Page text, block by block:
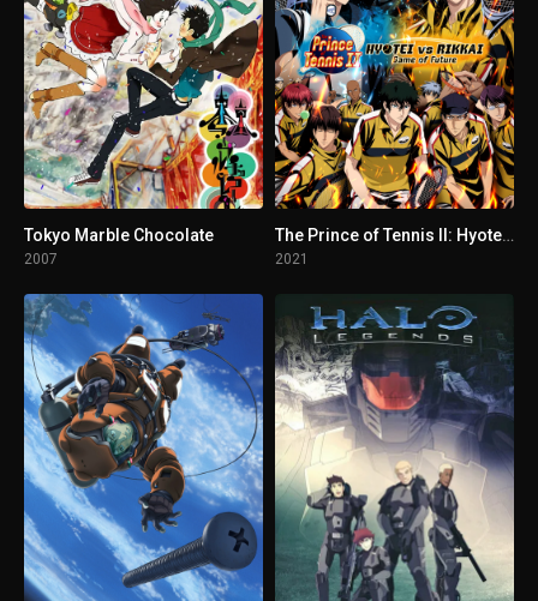
Tokyo Marble Chocolate
2007
The Prince of Tennis II: Hyotei vs Rikkai - Game of Future
2021